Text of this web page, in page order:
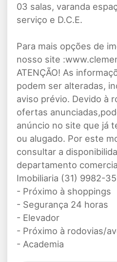
03 salas, varanda
serviço e D.C.E.
Para mais opções de
nosso site
ATENÇÃO! As
podem ser alteradas,
aviso prévio. Devido à
ofertas
anúncio no site que já
ou alugado. Por este
consultar a
departamento
Imobiliaria (31) 9982-
- Próximo à shoppings
- Segurança 24 horas
- Elevador
- Próximo à rodovias/
- Academia